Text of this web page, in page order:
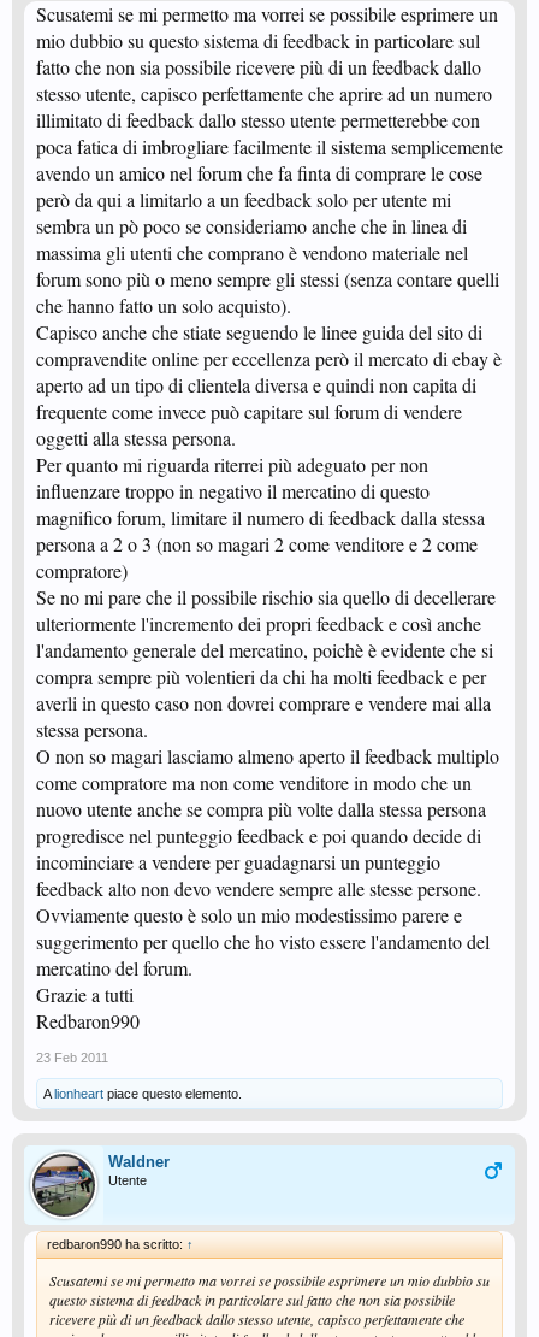
Scusatemi se mi permetto ma vorrei se possibile esprimere un
mio dubbio su questo sistema di feedback in particolare sul
fatto che non sia possibile ricevere più di un feedback dallo
stesso utente, capisco perfettamente che aprire ad un numero
illimitato di feedback dallo stesso utente permetterebbe con
poca fatica di imbrogliare facilmente il sistema semplicemente
avendo un amico nel forum che fa finta di comprare le cose
però da qui a limitarlo a un feedback solo per utente mi
sembra un pò poco se consideriamo anche che in linea di
massima gli utenti che comprano è vendono materiale nel
forum sono più o meno sempre gli stessi (senza contare quelli
che hanno fatto un solo acquisto).
Capisco anche che stiate seguendo le linee guida del sito di
compravendite online per eccellenza però il mercato di ebay è
aperto ad un tipo di clientela diversa e quindi non capita di
frequente come invece può capitare sul forum di vendere
oggetti alla stessa persona.
Per quanto mi riguarda riterrei più adeguato per non
influenzare troppo in negativo il mercatino di questo
magnifico forum, limitare il numero di feedback dalla stessa
persona a 2 o 3 (non so magari 2 come venditore e 2 come
compratore)
Se no mi pare che il possibile rischio sia quello di decellerare
ulteriormente l'incremento dei propri feedback e così anche
l'andamento generale del mercatino, poichè è evidente che si
compra sempre più volentieri da chi ha molti feedback e per
averli in questo caso non dovrei comprare e vendere mai alla
stessa persona.
O non so magari lasciamo almeno aperto il feedback multiplo
come compratore ma non come venditore in modo che un
nuovo utente anche se compra più volte dalla stessa persona
progredisce nel punteggio feedback e poi quando decide di
incominciare a vendere per guadagnarsi un punteggio
feedback alto non devo vendere sempre alle stesse persone.
Ovviamente questo è solo un mio modestissimo parere e
suggerimento per quello che ho visto essere l'andamento del
mercatino del forum.
Grazie a tutti
Redbaron990
23 Feb 2011
Alionheart piace questo elemento.
Waldner
Utente
redbaron990 ha scritto: ↑
Scusatemi se mi permetto ma vorrei se possibile esprimere un mio dubbio su
questo sistema di feedback in particolare sul fatto che non sia possibile
ricevere più di un feedback dallo stesso utente, capisco perfettamente che